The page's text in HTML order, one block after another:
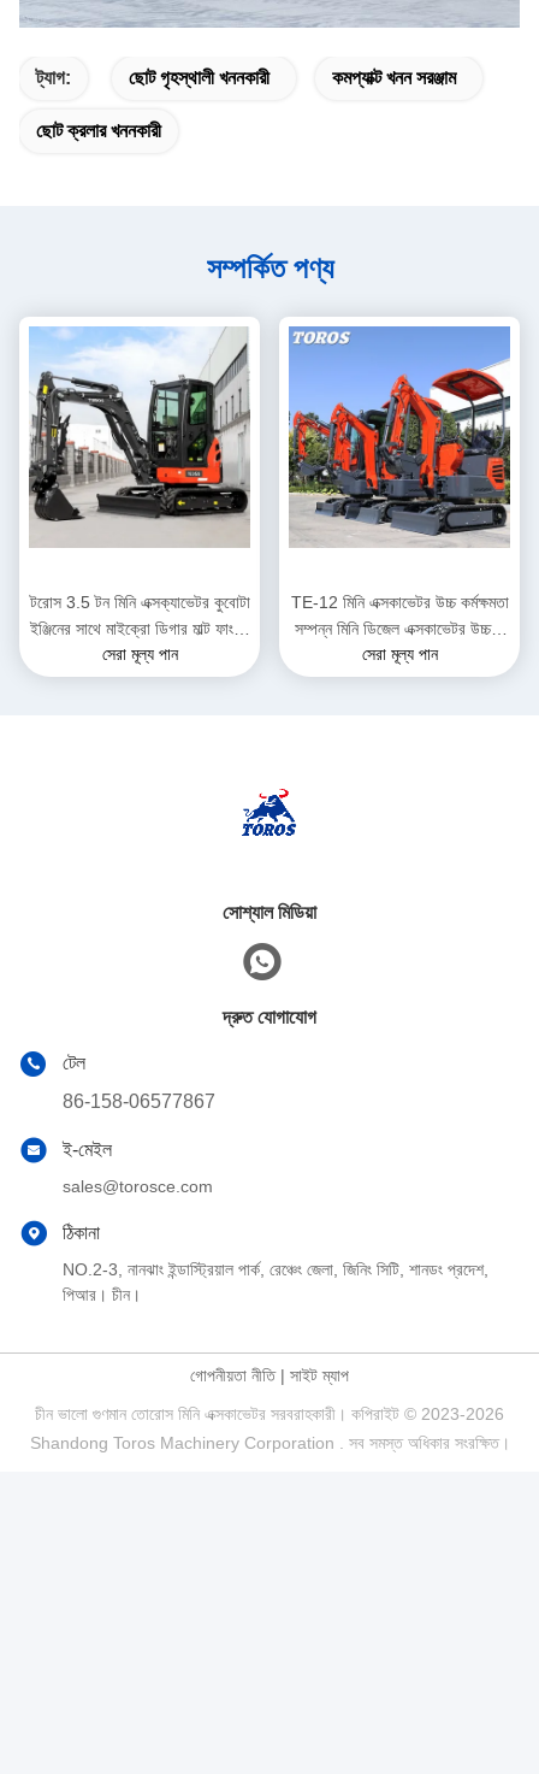
ট্যাগ: ছোট গৃহস্থালী খননকারী কমপ্যাক্ট খনন সরঞ্জাম
ছোট ক্রলার খননকারী
সম্পর্কিত পণ্য
টরোস 3.5 টন মিনি এক্সক্যাভেটর কুবোটা
ইঞ্জিনের সাথে মাইক্রো ডিগার মাল্ট ফাংশন
ব্যাগার
সেরা মূল্য পান
TE-12 মিনি এক্সকাভেটর উচ্চ কর্মক্ষমতা
সম্পন্ন মিনি ডিজেল এক্সকাভেটর উচ্চতা
2285 মিমি পৌরসভা কাজের জন্য
সেরা মূল্য পান
সোশ্যাল মিডিয়া
দ্রুত যোগাযোগ
টেল
86-158-06577867
ই-মেইল
sales@torosce.com
ঠিকানা
NO.2-3, নানঝাং ইন্ডাস্ট্রিয়াল পার্ক, রেঞ্চেং জেলা, জিনিং সিটি, শানডং প্রদেশ,
পিআর। চীন।
গোপনীয়তা নীতি| সাইট ম্যাপ
চীন ভালো গুণমান তোরোস মিনি এক্সকাভেটর সরবরাহকারী। কপিরাইট © 2023-2026
Shandong Toros Machinery Corporation . সব সমস্ত অধিকার সংরক্ষিত।